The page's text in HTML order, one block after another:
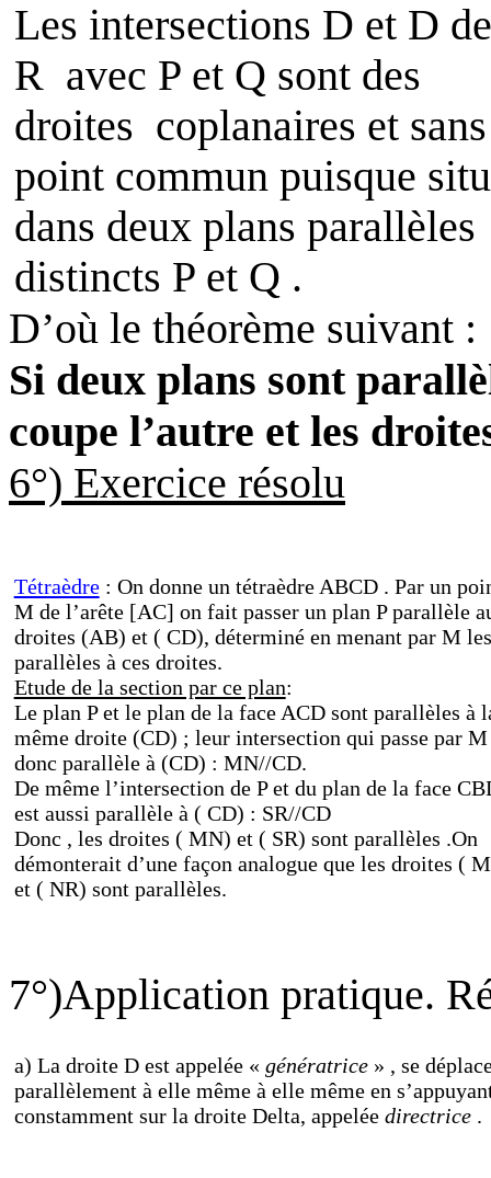
Les intersections D et D de
R avec P et Q sont des
droites coplanaires et sans
point commun puisque
dans deux plans parallèles
distincts P et Q .
D’où le théorème suivant :
Si deux plans sont
coupe l’autre et les
6°) Exercice résolu
Tétraèdre: On donne un tétraèdre ABCD . Par un
M de l’arête [AC] on fait passer un plan P parallèle
droites (AB) et ( CD), déterminé en menant par M les
parallèles à ces droites.
Etude de la section par ce plan:
Le plan P et le plan de la face ACD sont parallèles à
même droite (CD) ; leur intersection qui passe par M
donc parallèle à (CD) : MN//CD.
De même l’intersection de P et du plan de la face
est aussi parallèle à ( CD) : SR//CD
Donc , les droites ( MN) et ( SR) sont parallèles .On
démonterait d’une façon analogue que les droites (
et ( NR) sont parallèles.
7°)Application pratique.
a) La droite D est appelée « génératrice» , se
parallèlement à elle même à elle même en
constamment sur la droite Delta, appelée directrice.